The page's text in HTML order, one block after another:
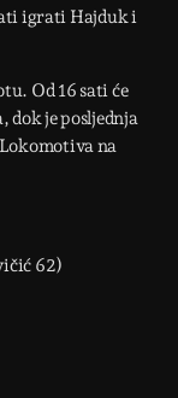
igrati Hajduk i
Od 16 sati će
je posljednja
na
62)